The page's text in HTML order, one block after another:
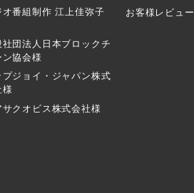
オ番組制作 江上佳弥子
社団法人日本ブロックチ
ン協会様
プジョイ・ジャパン株式
様
サクオビス株式会社様
お客様レビュー